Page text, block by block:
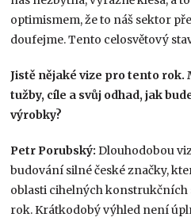
optimismem, že to náš sektor
doufejme. Tento celosvětový
Jistě nějaké vize pro tento rok.
tužby, cíle a svůj odhad, jak
výrobky?
Petr Porubský: Dlouhodobou
budování silné české značky,
oblasti cihelných konstrukčních
rok. Krátkodobý výhled není